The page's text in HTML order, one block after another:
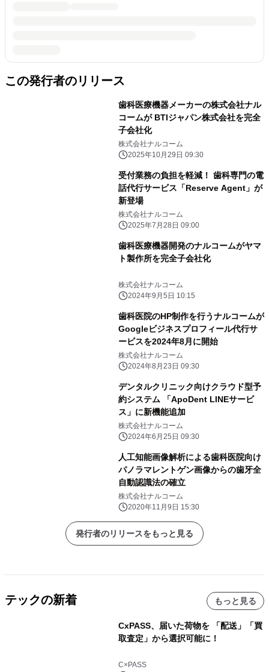
この発行者のリリース
歯科医療機器メーカーの株式会社ナル
コームが BTIジャパン株式会社を完全
子会社化
株式会社ナルコーム
2025年10月29日 09:30
受付業務の負担を軽減！ 歯科専門の電
話代行サービス「Reserve Agent」が
新登場
株式会社ナルコーム
2025年7月28日 09:00
歯科医療機器開発のナルコームがヤマ
ト製作所を完全子会社化
株式会社ナルコーム
2024年9月5日 10:15
歯科医院のHP制作を行うナルコームが
Googleビジネスプロフィール代行サ
ービスを2024年8月に開始
株式会社ナルコーム
2024年8月23日 09:30
デンタルクリニック向けクラウド型予
約システム 「ApoDent LINEサービ
ス」に新機能追加
株式会社ナルコーム
2024年6月25日 09:30
人工知能画像解析による歯科医院向け
パノラマレントゲン画像からの歯牙全
自動認識法の確立
株式会社ナルコーム
2020年11月9日 15:30
発行者のリリースをもっと見る
テックの新着 もっと見る
CxPASS、届いた荷物を 「配送」「買
取査定」から選択可能に！
C×PASS